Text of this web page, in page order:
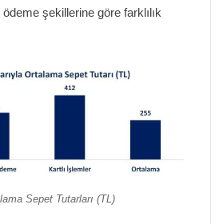
şekillerine göre farklılık
Sepet Tutarları (TL)